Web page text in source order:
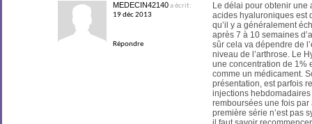
MEDECIN42140a écrit:
19 déc 2013
Répondre
Le délai pour obtenir
acides hyaluroniques est
qu’il y a généralement
après 7 à 10 semaines
sûr cela va dépendre de
niveau de l’arthrose. Le
une concentration de 1%
comme un médicament.
présentation, est parfois
injections
remboursées une fois par
première série n’est pas